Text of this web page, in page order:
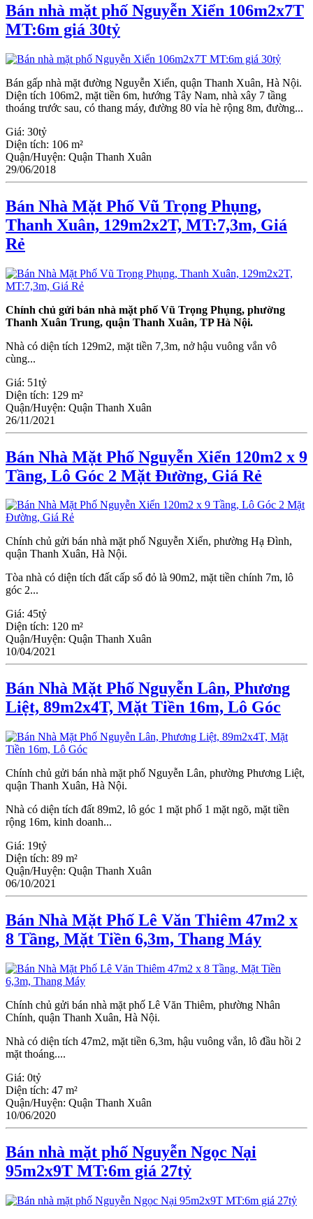
Bán nhà mặt phố Nguyễn Xiển 106m2x7T
MT:6m giá 30tỷ
Bán gấp nhà mặt đường Nguyễn Xiển, quận Thanh Xuân, Hà Nội.
Diện tích 106m2, mặt tiền 6m, hướng Tây Nam, nhà xây 7 tầng
thoáng trước sau, có thang máy, đường 80 vỉa hè rộng 8m, đường...
Giá: 30tỷ
Diện tích: 106 m²
Quận/Huyện: Quận Thanh Xuân
29/06/2018
Bán Nhà Mặt Phố Vũ Trọng Phụng,
Thanh Xuân, 129m2x2T, MT:7,3m, Giá
Rẻ
Chính chủ gửi bán nhà mặt phố Vũ Trọng Phụng, phường
Thanh Xuân Trung, quận Thanh Xuân, TP Hà Nội.
Nhà có diện tích 129m2, mặt tiền 7,3m, nở hậu vuông vắn vô
cùng...
Giá: 51tỷ
Diện tích: 129 m²
Quận/Huyện: Quận Thanh Xuân
26/11/2021
Bán Nhà Mặt Phố Nguyễn Xiển 120m2 x 9
Tầng, Lô Góc 2 Mặt Đường, Giá Rẻ
Chính chủ gửi bán nhà mặt phố Nguyễn Xiển, phường Hạ Đình,
quận Thanh Xuân, Hà Nội.
Tòa nhà có diện tích đất cấp sổ đỏ là 90m2, mặt tiền chính 7m, lô
góc 2...
Giá: 45tỷ
Diện tích: 120 m²
Quận/Huyện: Quận Thanh Xuân
10/04/2021
Bán Nhà Mặt Phố Nguyễn Lân, Phương
Liệt, 89m2x4T, Mặt Tiền 16m, Lô Góc
Chính chủ gửi bán nhà mặt phố Nguyễn Lân, phường Phương Liệt,
quận Thanh Xuân, Hà Nội.
Nhà có diện tích đất 89m2, lô góc 1 mặt phố 1 mặt ngõ, mặt tiền
rộng 16m, kinh doanh...
Giá: 19tỷ
Diện tích: 89 m²
Quận/Huyện: Quận Thanh Xuân
06/10/2021
Bán Nhà Mặt Phố Lê Văn Thiêm 47m2 x
8 Tầng, Mặt Tiền 6,3m, Thang Máy
Chính chủ gửi bán nhà mặt phố Lê Văn Thiêm, phường Nhân
Chính, quận Thanh Xuân, Hà Nội.
Nhà có diện tích 47m2, mặt tiền 6,3m, hậu vuông vắn, lô đầu hồi 2
mặt thoáng....
Giá: 0tỷ
Diện tích: 47 m²
Quận/Huyện: Quận Thanh Xuân
10/06/2020
Bán nhà mặt phố Nguyễn Ngọc Nại
95m2x9T MT:6m giá 27tỷ